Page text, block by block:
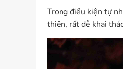
Trong điều kiện tự
thiên, rất dễ khai